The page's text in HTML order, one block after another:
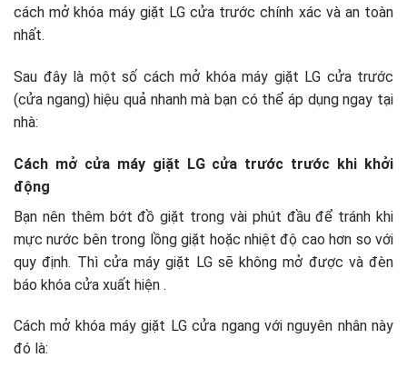
cách mở khóa máy giặt LG cửa trước chính xác và an toàn
nhất.
Sau đây là một số cách mở khóa máy giặt LG cửa trước
(cửa ngang) hiệu quả nhanh mà bạn có thể áp dụng ngay tại
nhà:
Cách mở cửa máy giặt LG cửa trước trước khi khởi
động
Bạn nên thêm bớt đồ giặt trong vài phút đầu để tránh khi
mực nước bên trong lồng giặt hoặc nhiệt độ cao hơn so với
quy định. Thì cửa máy giặt LG sẽ không mở được và đèn
báo khóa cửa xuất hiện .
Cách mở khóa máy giặt LG cửa ngang với nguyên nhân này
đó là: